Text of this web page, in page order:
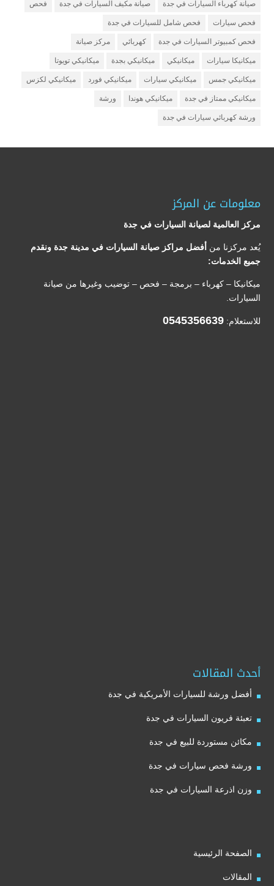
صيانة كهرباء السيارات في جدة صيانة مكيف السيارات في جدة فحص
فحص سيارات فحص شامل للسيارات في جدة
فحص كمبيوتر السيارات في جدة كهربائي مركز صيانة
ميكانيكا سيارات ميكانيكي ميكانيكي بجدة ميكانيكي تويوتا
ميكانيكي جمس ميكانيكي سيارات ميكانيكي فورد ميكانيكي لكزس
ميكانيكي ممتاز في جدة ميكانيكي هوندا ورشة
ورشة كهربائي سيارات في جدة
معلومات عن المركز
مركز العالمية لصيانة السيارات في جدة
يُعد مركزنا من أفضل مراكز صيانة السيارات في مدينة جدة ونقدم
جميع الخدمات:
ميكانيكا – كهرباء – برمجة – فحص – توضيب وغيرها من صيانة
السيارات.
للاستعلام: 0545356639
أحدث المقالات
أفضل ورشة للسيارات الأمريكية في جدة
تعبئة فريون السيارات في جدة
مكائن مستوردة للبيع في جدة
ورشة فحص سيارات في جدة
وزن اذرعة السيارات في جدة
الصفحة الرئيسية
المقالات